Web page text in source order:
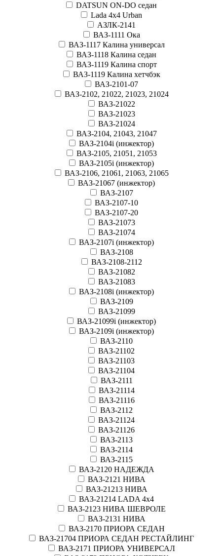
DATSUN ON-DO седан
Lada 4x4 Urban
АЗЛК-2141
ВАЗ-1111 Ока
ВАЗ-1117 Калина универсал
ВАЗ-1118 Калина седан
ВАЗ-1119 Калина спорт
ВАЗ-1119 Калина хетчбэк
ВАЗ-2101-07
ВАЗ-2102, 21022, 21023, 21024
ВАЗ-21022
ВАЗ-21023
ВАЗ-21024
ВАЗ-2104, 21043, 21047
ВАЗ-2104i (инжектор)
ВАЗ-2105, 21051, 21053
ВАЗ-2105i (инжектор)
ВАЗ-2106, 21061, 21063, 21065
ВАЗ-21067 (инжектор)
ВАЗ-2107
ВАЗ-2107-10
ВАЗ-2107-20
ВАЗ-21073
ВАЗ-21074
ВАЗ-2107i (инжектор)
ВАЗ-2108
ВАЗ-2108-2112
ВАЗ-21082
ВАЗ-21083
ВАЗ-2108i (инжектор)
ВАЗ-2109
ВАЗ-21099
ВАЗ-21099i (инжектор)
ВАЗ-2109i (инжектор)
ВАЗ-2110
ВАЗ-21102
ВАЗ-21103
ВАЗ-21104
ВАЗ-2111
ВАЗ-21114
ВАЗ-21116
ВАЗ-2112
ВАЗ-21124
ВАЗ-21126
ВАЗ-2113
ВАЗ-2114
ВАЗ-2115
ВАЗ-2120 НАДЕЖДА
ВАЗ-2121 НИВА
ВАЗ-21213 НИВА
ВАЗ-21214 LADA 4х4
ВАЗ-2123 НИВА ШЕВРОЛЕ
ВАЗ-2131 НИВА
ВАЗ-2170 ПРИОРА СЕДАН
ВАЗ-21704 ПРИОРА СЕДАН РЕСТАЙЛИНГ
ВАЗ-2171 ПРИОРА УНИВЕРСАЛ